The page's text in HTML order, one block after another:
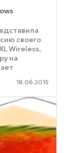
своего
Wireless,
на
18.06.2015